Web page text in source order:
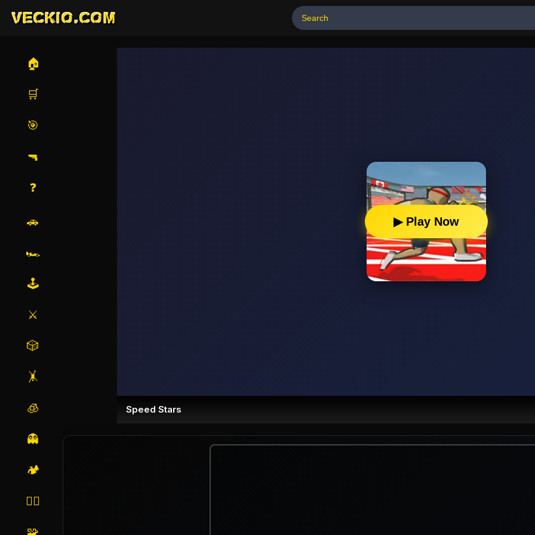
VECKIO.COM
🏠
🛒
🎯
🔫
❓
🚗
🏎️
🕹️
⚔️
🎲
🤸
🧊
👻
🏕️
🏃‍♂️
🧩
▶ Play Now
Speed Stars